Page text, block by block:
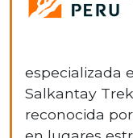
especializada
Salkantay
reconocida